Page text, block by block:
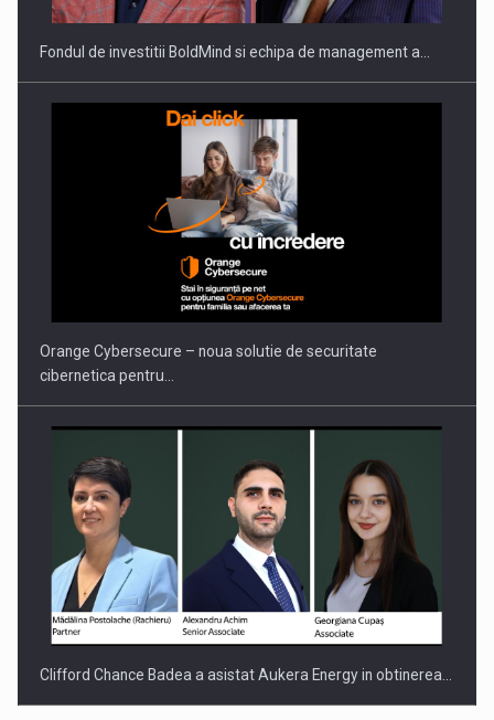
Fondul de investitii BoldMind si echipa de management a…
Orange Cybersecure – noua solutie de securitate
cibernetica pentru…
Clifford Chance Badea a asistat Aukera Energy in obtinerea…